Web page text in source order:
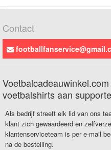
Contact
voetbalshirts aan
Als bedrijf streeft elk lid van ons
klant zich gewaardeerd en
klantenserviceteam is per e-mail
na de bestelling.